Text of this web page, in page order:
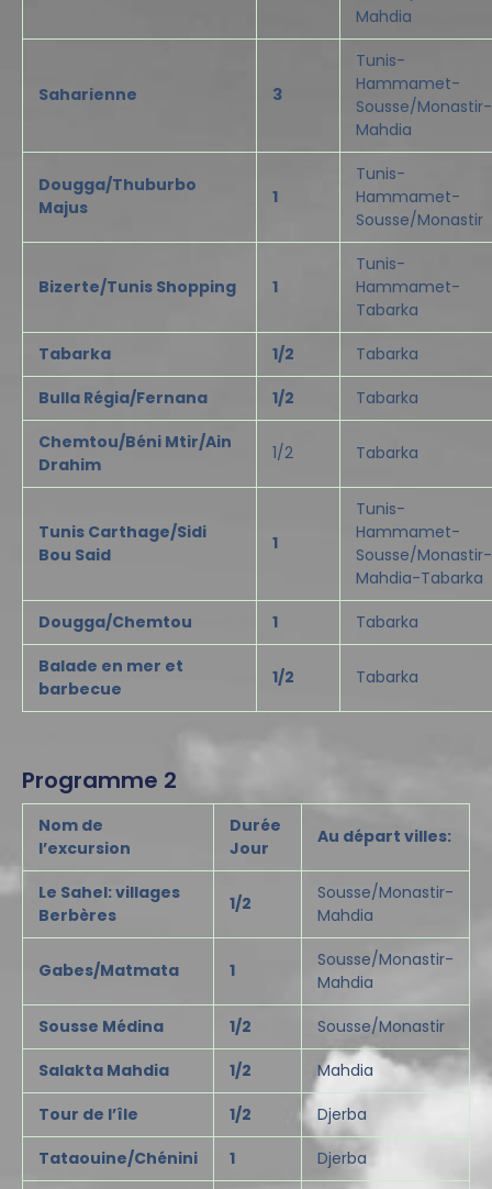
Mahdia
Saharienne 3
Tunis-
Hammamet-
Sousse/Monastir-
Mahdia
Dougga/Thuburbo
Majus
1
Tunis-
Hammamet-
Sousse/Monastir
Bizerte/Tunis Shopping 1
Tunis-
Hammamet-
Tabarka
Tabarka
1/2
Tabarka
Bulla Régia/Fernana
1/2
Tabarka
Chemtou/Béni Mtir/Ain
Drahim
1/2 Tabarka
Tunis Carthage/Sidi
Bou Said
1
Tunis-
Hammamet-
Sousse/Monastir-
Mahdia-Tabarka
Dougga/Chemtou
1
Tabarka
Balade en mer et
barbecue
1/2 Tabarka
Programme 2
Nom de
l’excursion
Durée
Jour
Au départ villes:
Le Sahel: villages
Berbères
1/2
Sousse/Monastir-
Mahdia
Gabes/Matmata 1
Sousse/Monastir-
Mahdia
Sousse Médina
1/2
Sousse/Monastir
Salakta Mahdia
1/2
Mahdia
Tour de l’île
1/2
Djerba
Tataouine/Chénini
1
Djerba